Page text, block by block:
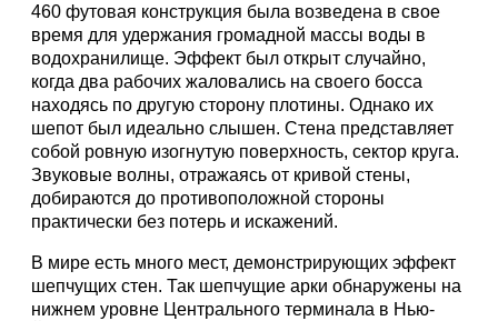
460 футовая конструкция была возведена в свое
время для удержания громадной массы воды в
водохранилище. Эффект был открыт случайно,
когда два рабочих жаловались на своего босса
находясь по другую сторону плотины. Однако их
шепот был идеально слышен. Стена представляет
собой ровную изогнутую поверхность, сектор круга.
Звуковые волны, отражаясь от кривой стены,
добираются до противоположной стороны
практически без потерь и искажений.
В мире есть много мест, демонстрирующих эффект
шепчущих стен. Так шепчущие арки обнаружены на
нижнем уровне Центрального терминала в Нью-